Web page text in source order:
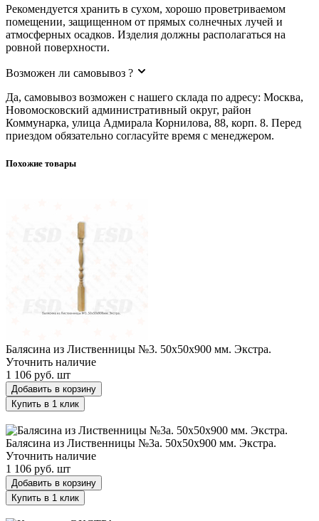
Рекомендуется хранить в сухом, хорошо проветриваемом
помещении, защищенном от прямых солнечных лучей и
атмосферных осадков. Изделия должны располагаться на
ровной поверхности.
Возможен ли самовывоз ?
Да, самовывоз возможен с нашего склада по адресу: Москва,
Новомосковский административный округ, район
Коммунарка, улица Адмирала Корнилова, 88, корп. 8. Перед
приездом обязательно согласуйте время с менеджером.
Похожие товары
Балясина из Лиственницы №3. 50х50х900 мм. Экстра.
Уточнить наличие
1 106 руб. шт
Добавить в корзину
Купить в 1 клик
Балясина из Лиственницы №3a. 50х50х900 мм. Экстра.
Уточнить наличие
1 106 руб. шт
Добавить в корзину
Купить в 1 клик